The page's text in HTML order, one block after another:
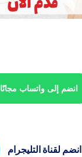
انضم إلى واتساب مجانًا
انضم لقناة التليجرام